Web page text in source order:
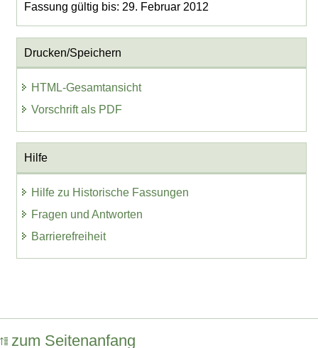
Fassung gültig bis: 29. Februar 2012
Drucken/Speichern
HTML-Gesamtansicht
Vorschrift als PDF
Hilfe
Hilfe zu Historische Fassungen
Fragen und Antworten
Barrierefreiheit
zum Seitenanfang